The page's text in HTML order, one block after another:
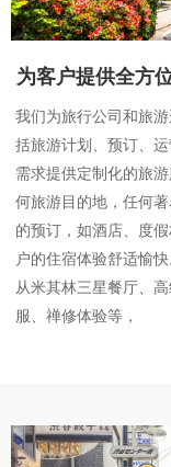
为客户提供全方
我们为旅行公司和旅
括旅游计划、预订、
需求提供定制化的旅
何旅游目的地，任何
的预订，如酒店、度
户的住宿体验舒适愉
从米其林三星餐厅、
服、禅修体验等，